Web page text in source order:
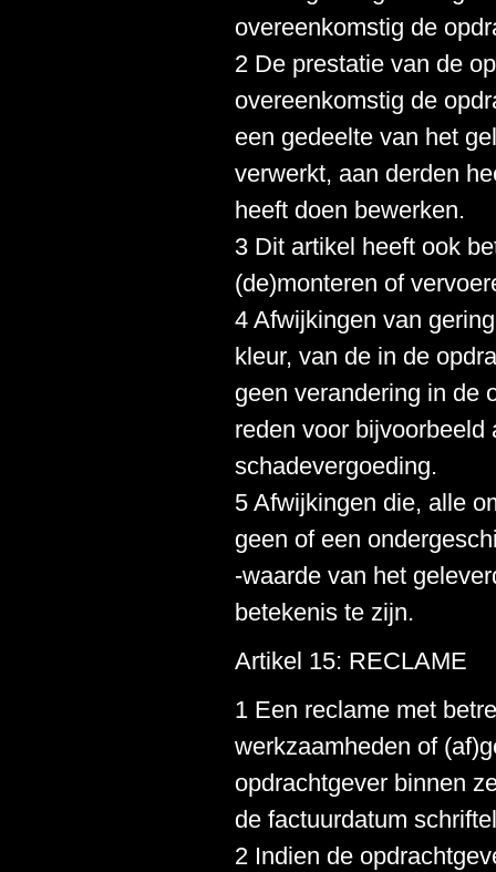
overeenkomstig de
2 De prestatie van de
overeenkomstig de
een gedeelte van het
verwerkt, aan derden
heeft doen bewerken.
3 Dit artikel heeft ook
(de)monteren of
4 Afwijkingen van
kleur, van de in de
geen verandering in de
reden voor
schadevergoeding.
5 Afwijkingen die, alle
geen of een
-waarde van het
betekenis te zijn.
Artikel 15: RECLAME
1 Een reclame met
werkzaamheden of
opdrachtgever binnen
de factuurdatum
2 Indien de